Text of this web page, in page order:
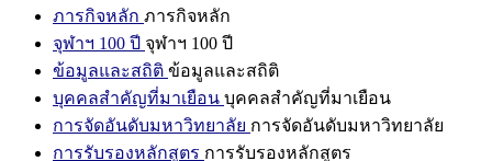
ภารกิจหลัก ภารกิจหลัก
จุฬาฯ 100 ปี จุฬาฯ 100 ปี
ข้อมูลและสถิติ ข้อมูลและสถิติ
บุคคลสำคัญที่มาเยือน บุคคลสำคัญที่มาเยือน
การจัดอันดับมหาวิทยาลัย การจัดอันดับมหาวิทยาลัย
การรับรองหลักสูตร การรับรองหลักสูตร